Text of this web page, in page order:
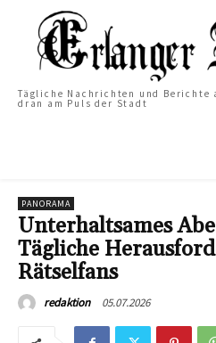
Tägliche Nachrichten und Berichte
dran am Puls der Stadt
PANORAMA
Unterhaltsames
Tägliche
Rätselfans
redaktion 05.07.2026